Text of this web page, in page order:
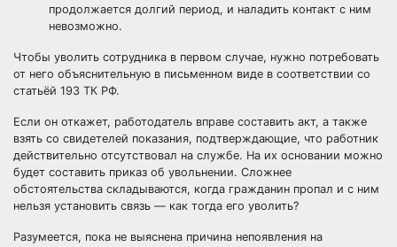
продолжается долгий период, и наладить контакт с ним
невозможно.
Чтобы уволить сотрудника в первом случае, нужно потребовать
от него объяснительную в письменном виде в соответствии со
статьёй 193 ТК РФ.
Если он откажет, работодатель вправе составить акт, а также
взять со свидетелей показания, подтверждающие, что работник
действительно отсутствовал на службе. На их основании можно
будет составить приказ об увольнении. Сложнее
обстоятельства складываются, когда гражданин пропал и с ним
нельзя установить связь — как тогда его уволить?
Разумеется, пока не выяснена причина непоявления на